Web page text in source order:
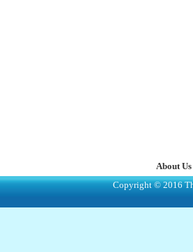
About Us
Copyright © 2016